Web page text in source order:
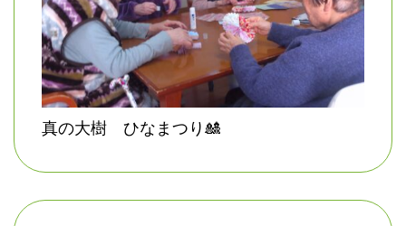
真の大樹 ひなまつり🎎